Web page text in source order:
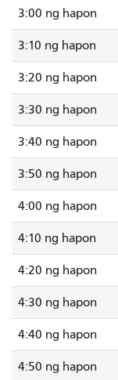
3:00 ng hapon
3:10 ng hapon
3:20 ng hapon
3:30 ng hapon
3:40 ng hapon
3:50 ng hapon
4:00 ng hapon
4:10 ng hapon
4:20 ng hapon
4:30 ng hapon
4:40 ng hapon
4:50 ng hapon